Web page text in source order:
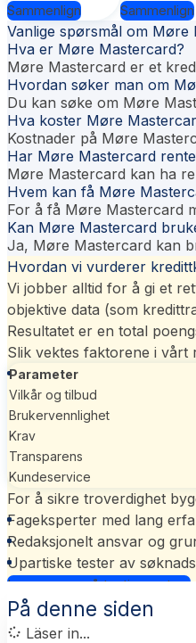
Sammenlign
Sammenlign
Vanlige spørsmål om Møre
Hva er Møre Mastercard?
Møre Mastercard er et
Hvordan søker man om
Du kan søke om Møre
Hva koster Møre
Kostnader på Møre
Har Møre Mastercard
Møre Mastercard kan ha
Hvem kan få Møre
For å få Møre Mastercard
Kan Møre Mastercard
Ja, Møre Mastercard kan
Hvordan vi vurderer
Vi jobber alltid for å gi et
objektive data (som
Resultatet er en total
Slik vektes faktorene i vårt
Parameter
Vilkår og tilbud
Brukervennlighet
Krav
Transparens
Kundeservice
For å sikre troverdighet
Fageksperter med lang
Redaksjonelt ansvar og
Upartiske tester av
Les mer om vårt ratingsystem
På denne siden
Läser in...